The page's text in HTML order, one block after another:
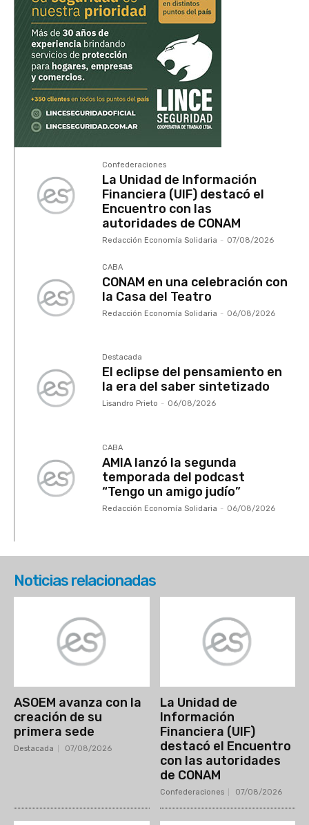
Confederaciones
La Unidad de Información
Financiera (UIF) destacó el
Encuentro con las
autoridades de CONAM
Redacción Economía Solidaria - 07/08/2026
CABA
CONAM en una celebración con
la Casa del Teatro
Redacción Economía Solidaria - 06/08/2026
Destacada
El eclipse del pensamiento en
la era del saber sintetizado
Lisandro Prieto - 06/08/2026
CABA
AMIA lanzó la segunda
temporada del podcast
“Tengo un amigo judío”
Redacción Economía Solidaria - 06/08/2026
Noticias relacionadas
ASOEM avanza con la
creación de su
primera sede
Destacada 07/08/2026
La Unidad de
Información
Financiera (UIF)
destacó el Encuentro
con las autoridades
de CONAM
Confederaciones 07/08/2026